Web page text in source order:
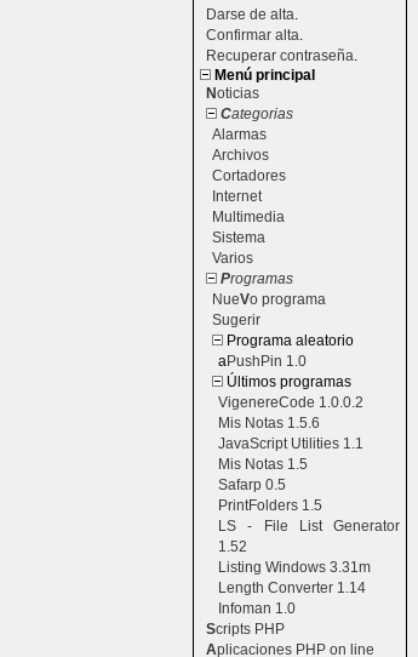
Darse de alta
Confirmar alta
Recuperar contraseña
Menú principal
Noticias
Categorias
Alarmas
Archivos
Cortadores
Internet
Multimedia
Sistema
Varios
Programas
NueVo programa
Sugerir
Programa aleatorio
aPushPin 1.0
Últimos programas
VigenereCode 1.0.0.2
Mis Notas 1.5.6
JavaScript Utilities 1.1
Mis Notas 1.5
Safarp 0.5
PrintFolders 1.5
LS - File List Generator
1.52
Listing Windows 3.31m
Length Converter 1.14
Infoman 1.0
Scripts PHP
Aplicaciones PHP on line